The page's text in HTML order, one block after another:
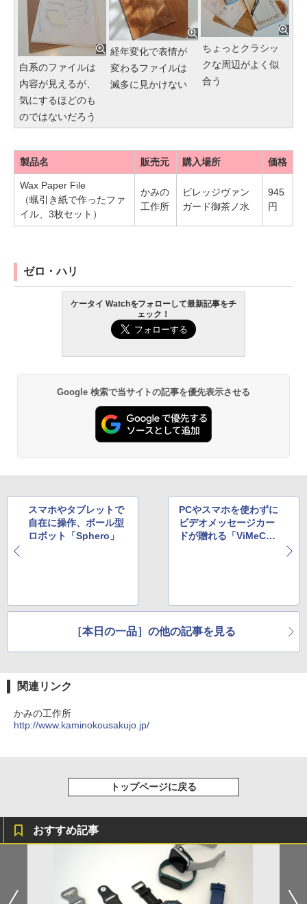
白系のファイルは
内容が見えるが、
気にするほどのも
のではないだろう
経年変化で表情が
変わるファイルは
滅多に見かけない
ちょっとクラシッ
クな周辺がよく似
合う
製品名 販売元 購入場所 価格
Wax Paper File
（蝋引き紙で作ったファ
イル、3枚セット）
かみの
工作所
ビレッジヴァン
ガード御茶ノ水
945
円
ゼロ・ハリ
ケータイ Watchをフォローして最新記事をチ
ェック！
Google 検索で当サイトの記事を優先表示させる
スマホやタブレットで
自在に操作、ボール型
ロボット「Sphero」
PCやスマホを使わずに
ビデオメッセージカー
ドが贈れる「ViMeC
［本日の一品］の他の記事を見る
関連リンク
かみの工作所
http://www.kaminokousakujo.jp/
トップページに戻る
おすすめ記事